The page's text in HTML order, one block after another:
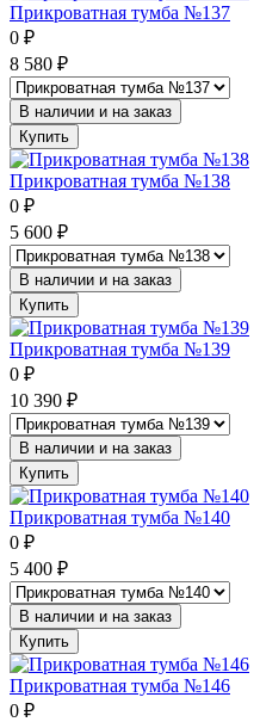
Прикроватная тумба №137
0 ₽
8 580 ₽
В наличии и на заказ
Купить
Прикроватная тумба №138
0 ₽
5 600 ₽
В наличии и на заказ
Купить
Прикроватная тумба №139
0 ₽
10 390 ₽
В наличии и на заказ
Купить
Прикроватная тумба №140
0 ₽
5 400 ₽
В наличии и на заказ
Купить
Прикроватная тумба №146
0 ₽